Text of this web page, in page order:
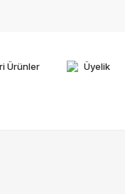
Ürünler Üyelik